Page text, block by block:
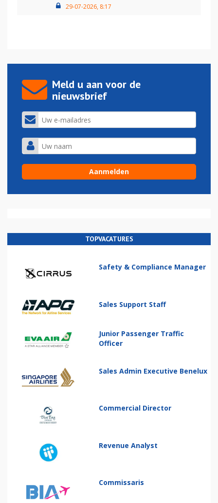
29-07-2026, 8:17
Meld u aan voor de
nieuwsbrief
TOPVACATURES
Safety & Compliance Manager
Sales Support Staff
Junior Passenger Traffic
Officer
Sales Admin Executive Benelux
Commercial Director
Revenue Analyst
Commissaris